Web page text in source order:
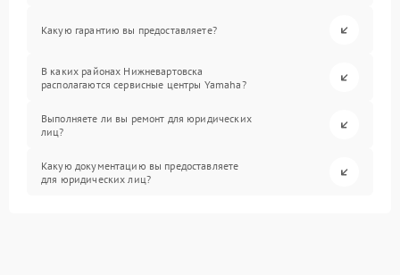
Какую гарантию вы предоставляете?
В каких районах Нижневартовска
располагаются сервисные центры Yamaha?
Выполняете ли вы ремонт для юридических
лиц?
Какую документацию вы предоставляете
для юридических лиц?